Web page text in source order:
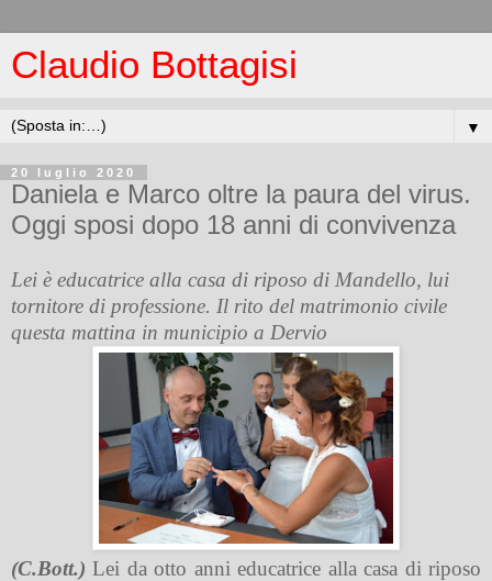
Claudio Bottagisi
▼
20 luglio 2020
Daniela e Marco oltre la paura del virus.
Oggi sposi dopo 18 anni di convivenza
Lei è educatrice alla casa di riposo di Mandello, lui
tornitore di professione. Il rito del matrimonio civile
questa mattina in municipio a Dervio
(C.Bott.) Lei da otto anni educatrice alla casa di riposo